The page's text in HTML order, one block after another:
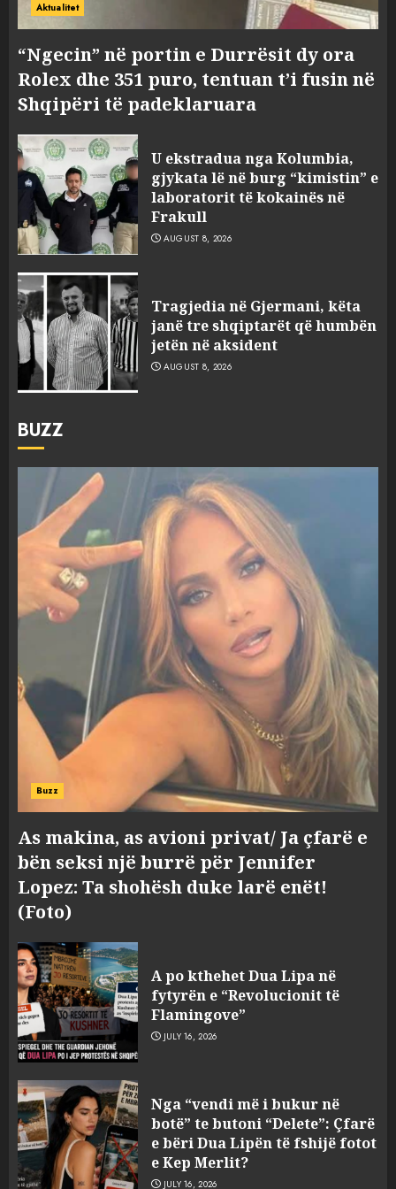
Aktualitet
“Ngecin” në portin e Durrësit dy ora
Rolex dhe 351 puro, tentuan t’i fusin në
Shqipëri të padeklaruara
U ekstradua nga Kolumbia,
gjykata lë në burg “kimistin” e
laboratorit të kokainës në
Frakull
AUGUST 8, 2026
Tragjedia në Gjermani, këta
janë tre shqiptarët që humbën
jetën në aksident
AUGUST 8, 2026
BUZZ
Buzz
As makina, as avioni privat/ Ja çfarë e
bën seksi një burrë për Jennifer
Lopez: Ta shohësh duke larë enët!
(Foto)
A po kthehet Dua Lipa në
fytyrën e “Revolucionit të
Flamingove”
JULY 16, 2026
Nga “vendi më i bukur në
botë” te butoni “Delete”: Çfarë
e bëri Dua Lipën të fshijë fotot
e Kep Merlit?
JULY 16, 2026
3
Tragjedia në Gjermani, këta
janë tre shqiptarët që humbën
jetën në aksident